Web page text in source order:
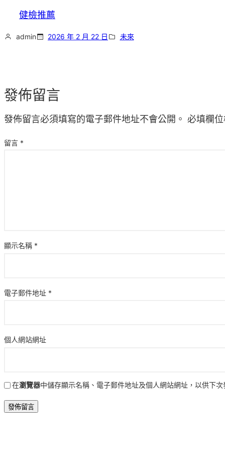
健檢推薦
admin 2026 年 2 月 22 日 未來
發佈留言
發佈留言必須填寫的電子郵件地址不會公開。 必填欄
留言 *
顯示名稱 *
電子郵件地址 *
個人網站網址
在瀏覽器中儲存顯示名稱、電子郵件地址及個人網站網址，以供下次